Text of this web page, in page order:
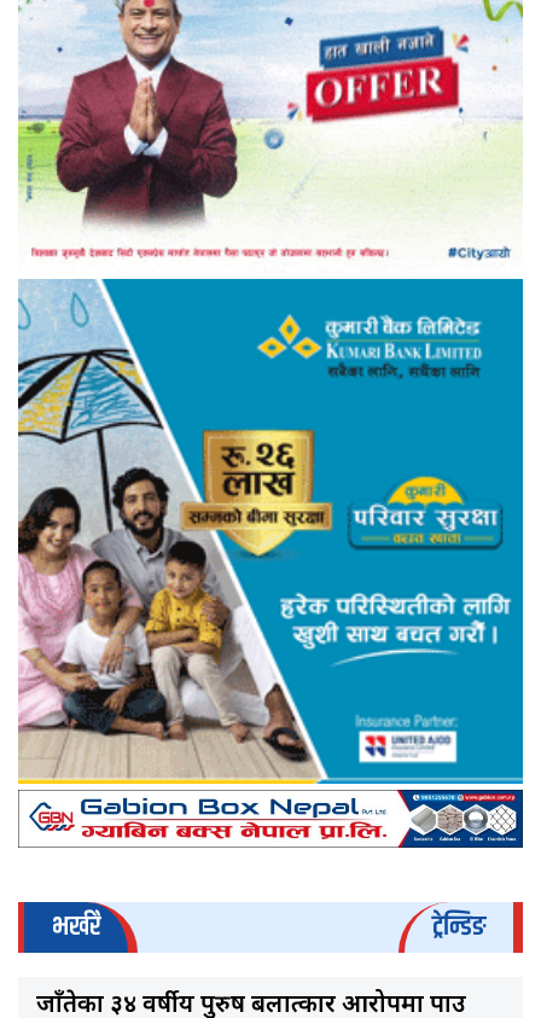
भर्खरै ट्रेन्डिङ
जाँतेका ३४ वर्षीय पुरुष बलात्कार आरोपमा पक्राउ